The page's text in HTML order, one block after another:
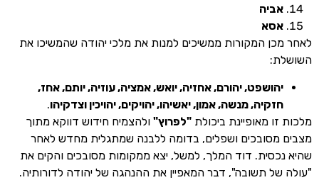
המקורות ממשיכים למנות את מלכי יהודה שהמשיכו את
יהורם, אחזיה, יואש, אמציה, עוזיה, יותם, אחז,
מנשה, אמון, יאשיהו, יהויקים, יהויכין וצדקיהו
מאופיינת ביכולת"לפרוץ" ולהצמיח חידוש דווקא מתוך
ושפלים, בדומה ללבנה שמתגלית מחדש לאחר
דוד המלך, למשל, יצא ממקומות מסובכים והקים את
תשובה", דבר המאפיין את ההנהגה של יהודה לדורותיה.